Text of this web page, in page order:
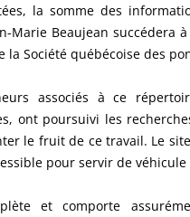
la somme des
Marie Beaujean
la Société québécoise des
associés à ce
ont poursuivi les
le fruit de ce travail. Le
pour servir de
et comporte